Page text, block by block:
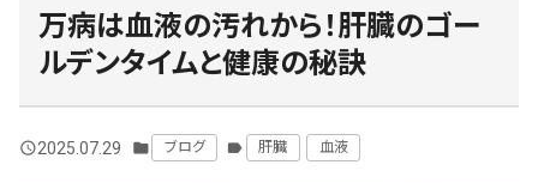
万病は血液の汚れから！肝臓のゴー
ルデンタイムと健康の秘訣
query_builder2025.07.29 folder ブログ label 肝臓 血液